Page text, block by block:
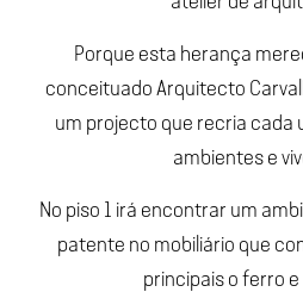
Porque esta herança
conceituado Arquitecto
um projecto que recria cada
ambientes e
No piso 1 irá encontrar um
patente no mobiliário que
principais o ferro